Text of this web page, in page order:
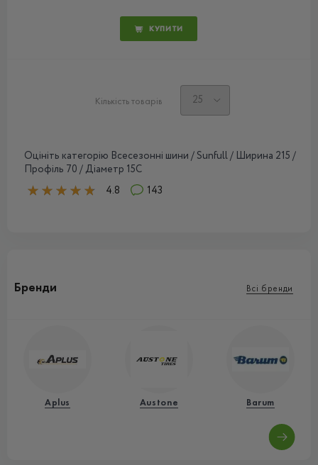
КУПИТИ
Кількість товарів
Оцініть категорію Всесезонні шини / Sunfull / Ширина 215 /
Профіль 70 / Діаметр 15C
4.8
143
Бренди Всі бренди
Aplus Austone Barum